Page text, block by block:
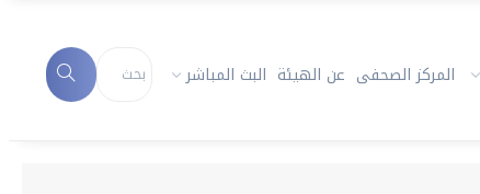
المركز الصحفى عن الهيئة البث المباشر